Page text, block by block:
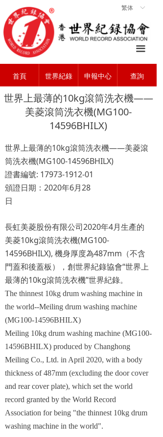
首頁 世界紀錄 申報中心 查詢
ꀅ
繁体
끀
ꀇ 首頁
ꄃ 關於協會
ꁡ 世界紀錄
ꄠ 查詢中心
ꂐ 申報中心
ꁘ 聯系我們
世界上最薄的10kg滾筒洗衣機——
美菱滾筒洗衣機(MG100-
14596BHILX)
世界上最薄的10kg滾筒洗衣機——美菱滾
筒洗衣機(MG100-14596BHILX)
證書編號: 17973-1912-01
頒證日期： 2020年6月 28
日
長虹美菱股份有限公司 2020年4月生產的
美菱10kg滾筒洗衣機(MG100-
14596BHILX), 機身厚度為487mm （不含
門蓋和後蓋板），創世界紀錄協會“世界上
最薄的10kg滾筒洗衣機”世界紀錄。
The thinnest 10kg drum washing machine in
the world--Meiling drum washing machine
(MG100-14596BHILX)
Meiling 10kg drum washing machine (MG100-
14596BHILX) produced by Changhong
Meiling Co., Ltd. in April 2020, with a body
thickness of 487mm (excluding the door cover
and rear cover plate), which set the world
record granted by the World Record
Association for being "the thinnest 10kg drum
washing machine in the world".